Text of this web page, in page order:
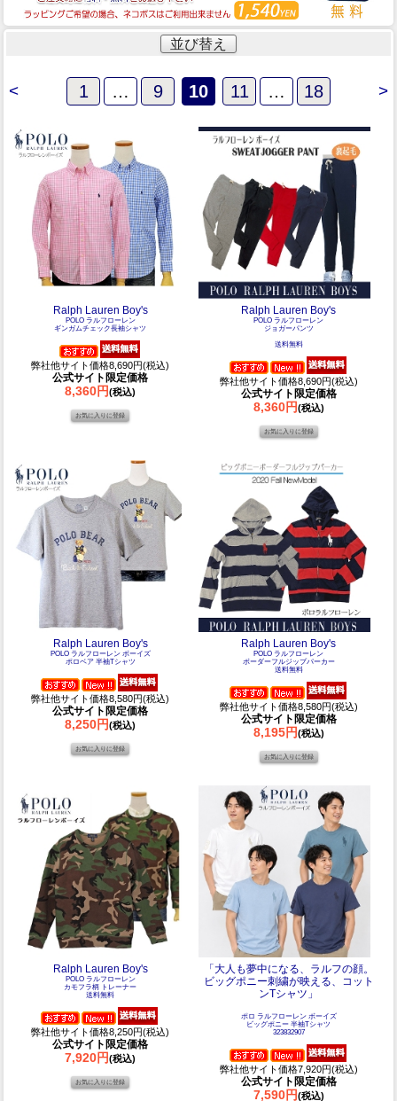
並び替え
< >
1 … 9 10 11 … 18
Ralph Lauren Boy's
POLO ラルフローレン
ギンガムチェック長袖シャツ
弊社他サイト価格8,690円(税込)
公式サイト限定価格
8,360円(税込)
Ralph Lauren Boy's
POLO ラルフローレン
ジョガーパンツ
送料無料
弊社他サイト価格8,690円(税込)
公式サイト限定価格
8,360円(税込)
Ralph Lauren Boy's
POLO ラルフローレン ボーイズ
ポロベア 半袖Tシャツ
弊社他サイト価格8,580円(税込)
公式サイト限定価格
8,250円(税込)
Ralph Lauren Boy's
POLO ラルフローレン
ボーダーフルジップパーカー
送料無料
弊社他サイト価格8,580円(税込)
公式サイト限定価格
8,195円(税込)
Ralph Lauren Boy's
POLO ラルフローレン
カモフラ柄 トレーナー
送料無料
弊社他サイト価格8,250円(税込)
公式サイト限定価格
7,920円(税込)
「大人も夢中になる、ラルフの顔。
ビッグポニー刺繍が映える、コット
ンTシャツ」
ポロ ラルフローレン ボーイズ
ビッグポニー 半袖Tシャツ
323832907
弊社他サイト価格7,920円(税込)
公式サイト限定価格
7,590円(税込)